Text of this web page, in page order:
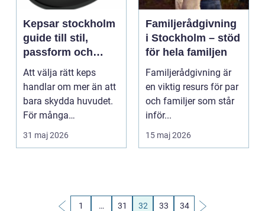
Kepsar stockholm
guide till stil,
passform och
kvalitet
Att välja rätt keps
handlar om mer än att
bara skydda huvudet.
För många
stockholmare är
kepsen en d...
31 maj 2026
Familjerådgivning
i Stockholm – stöd
för hela familjen
Familjerådgivning är
en viktig resurs för par
och familjer som står
inför...
15 maj 2026
1 … 31 32 33 34